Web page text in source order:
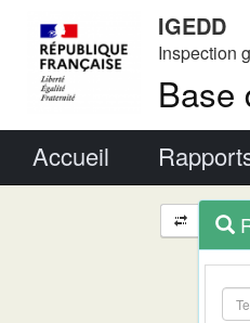
IGEDD
Inspection
Base
Accueil
et
outils